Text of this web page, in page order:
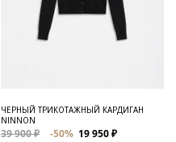
ЧЕРНЫЙ ТРИКОТАЖНЫЙ КАРДИГАН
NINNON
39 900 ₽ -50% 19 950 ₽